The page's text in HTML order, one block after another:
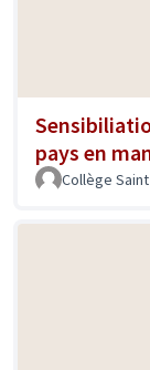
pays en
Collège